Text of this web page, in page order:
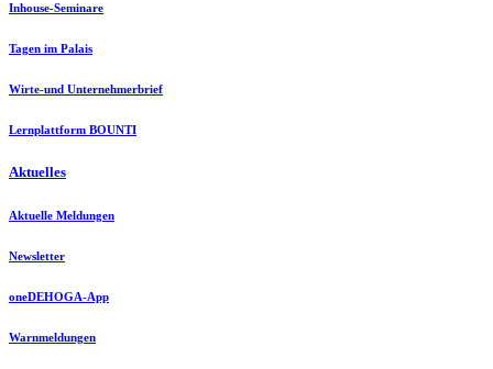
Inhouse-Seminare
Tagen im Palais
Wirte-und Unternehmerbrief
Lernplattform BOUNTI
Aktuelles
Aktuelle Meldungen
Newsletter
oneDEHOGA-App
Warnmeldungen